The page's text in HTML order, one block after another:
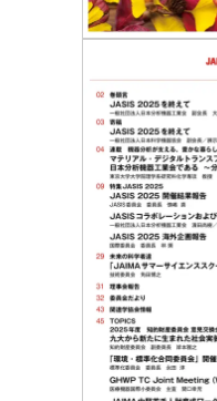
ニュース＆イベント
プレスリリース
PICK